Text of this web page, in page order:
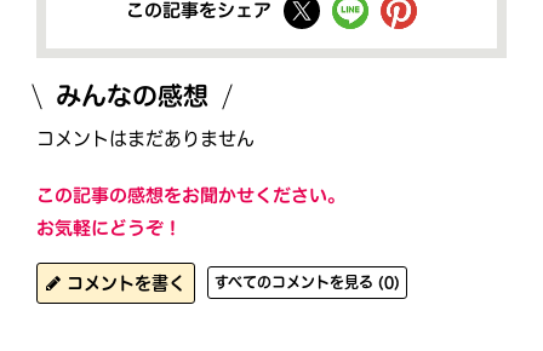
この記事をシェア
みんなの感想
コメントはまだありません
この記事の感想をお聞かせください。
お気軽にどうぞ！
コメントを書く すべてのコメントを見る (0)